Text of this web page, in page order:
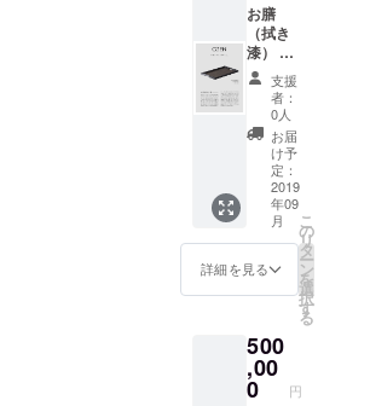
お膳
（拭き
漆） ※
送料
込・保
証付
支援
者：
0人
お届
け予
定：
2019
年09
月
詳細を見る
こ
の
リ
タ
ー
ン
を
選
択
す
る
500
,00
0 円